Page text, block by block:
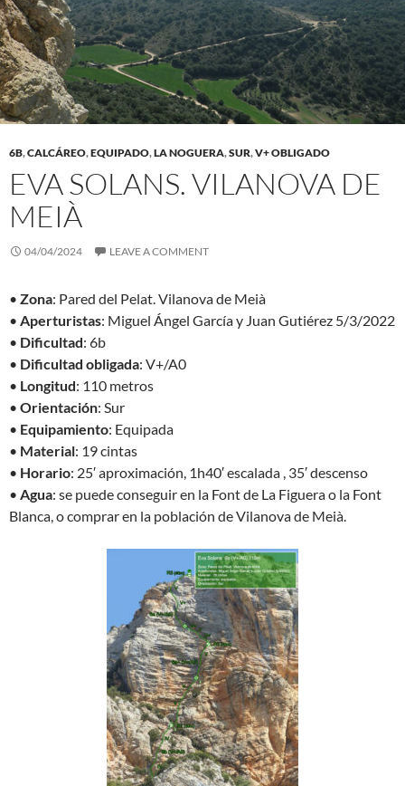
6B,CALCÁREO,EQUIPADO,LA NOGUERA,SUR,V+ OBLIGADO
EVA SOLANS. VILANOVA DE
MEIÀ
04/04/2024 LEAVE A COMMENT
• Zona: Pared del Pelat. Vilanova de Meià
• Aperturistas: Miguel Ángel García y Juan Gutiérez 5/3/2022
• Dificultad: 6b
• Dificultad obligada: V+/A0
• Longitud: 110 metros
• Orientación: Sur
• Equipamiento: Equipada
• Material: 19 cintas
• Horario: 25′ aproximación, 1h40′ escalada , 35′ descenso
• Agua: se puede conseguir en la Font de La Figuera o la Font
Blanca, o comprar en la población de Vilanova de Meià.